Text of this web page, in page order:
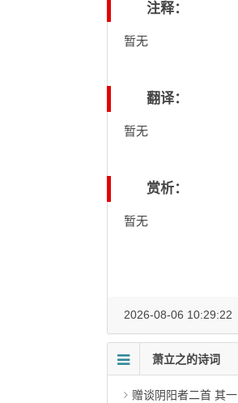
注释：
暂无
翻译：
暂无
赏析：
暂无
2026-08-06 10:29:22
萧立之的诗词
赠谈阴阳者二首 其一